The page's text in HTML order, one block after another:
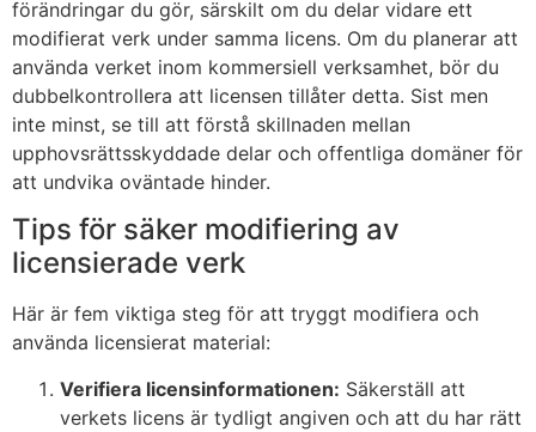
förändringar du gör, särskilt om du delar vidare ett
modifierat verk under samma licens. Om du planerar att
använda verket inom kommersiell verksamhet, bör du
dubbelkontrollera att licensen tillåter detta. Sist men
inte minst, se till att förstå skillnaden mellan
upphovsrättsskyddade delar och offentliga domäner för
att undvika oväntade hinder.
Tips för säker modifiering av
licensierade verk
Här är fem viktiga steg för att tryggt modifiera och
använda licensierat material:
Verifiera licensinformationen: Säkerställ att
verkets licens är tydligt angiven och att du har rätt